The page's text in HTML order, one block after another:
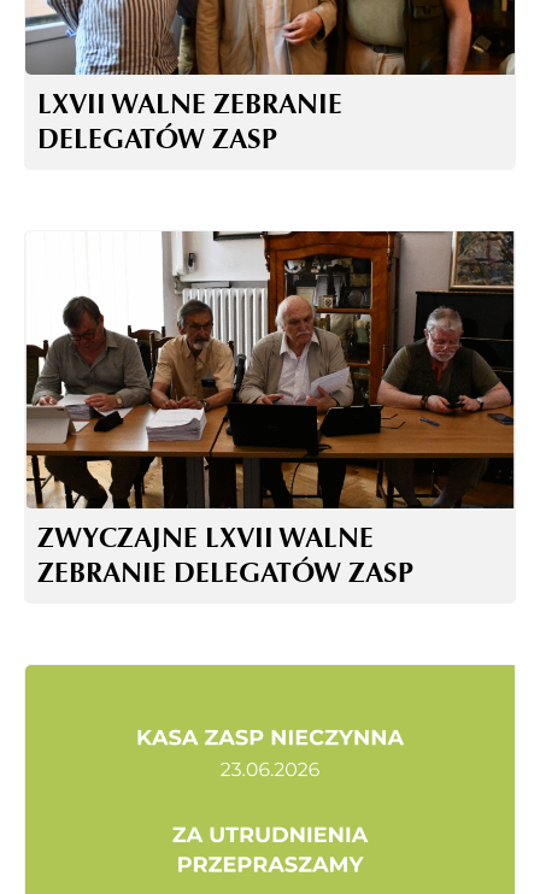
LXVII WALNE ZEBRANIE
DELEGATÓW ZASP
ZWYCZAJNE LXVII WALNE
ZEBRANIE DELEGATÓW ZASP